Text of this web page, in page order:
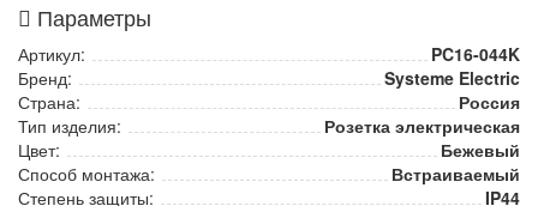
Параметры
Артикул:
PC16-044K
Бренд:
Systeme Electric
Страна:
Россия
Тип изделия:
Розетка электрическая
Цвет:
Бежевый
Способ монтажа:
Встраиваемый
Степень защиты:
IP44